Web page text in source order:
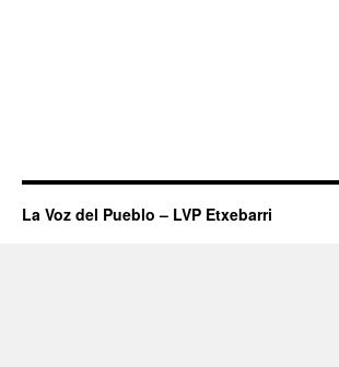
La Voz del Pueblo – LVP Etxebarri